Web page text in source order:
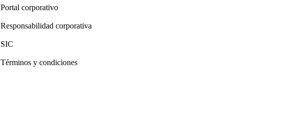
Portal corporativo
Responsabilidad corporativa
SIC
Términos y condiciones